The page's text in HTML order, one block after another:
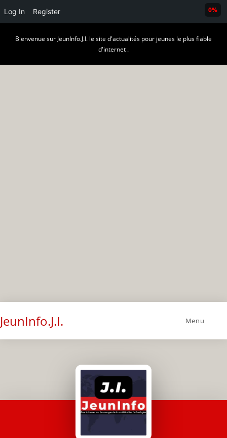
Log In Register
Bienvenue sur JeunInfo.J.I. le site d'actualités pour jeunes le plus fiable
d'internet .
JeunInfo.J.I. Menu
0%